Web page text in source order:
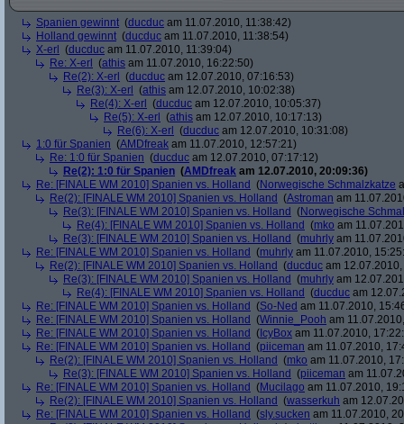
Spanien gewinnt (ducduc am 11.07.2010, 11:38:42)
Holland gewinnt (ducduc am 11.07.2010, 11:38:54)
X-erl
(ducduc am 11.07.2010, 11:39:04)
Re: X-erl
(athis am 11.07.2010, 16:22:50)
Re(2): X-erl
(ducduc am 12.07.2010, 07:16:53)
Re(3): X-erl
(athis am 12.07.2010, 10:02:38)
Re(4): X-erl
(ducduc am 12.07.2010, 10:05:37)
Re(5): X-erl
(athis am 12.07.2010, 10:17:13)
Re(6): X-erl
(ducduc am 12.07.2010, 10:31:08)
1:0 für Spanien (AMDfreak am 11.07.2010, 12:57:21)
Re: 1:0 für Spanien (ducduc am 12.07.2010, 07:17:12)
Re(2): 1:0 für Spanien (AMDfreak am 12.07.2010, 20:09:36)
Re: [FINALE WM 2010] Spanien vs. Holland (Norwegische Schmalzkatze
Re(2): [FINALE WM 2010] Spanien vs. Holland (Astroman am
Re(3): [FINALE WM 2010] Spanien vs. Holland (Norwegische
Re(4): [FINALE WM 2010] Spanien vs. Holland (mko am
Re(3): [FINALE WM 2010] Spanien vs. Holland (muhrly am
Re: [FINALE WM 2010] Spanien vs. Holland (muhrly am 11.07.2010,
Re(2): [FINALE WM 2010] Spanien vs. Holland (ducduc am
Re(3): [FINALE WM 2010] Spanien vs. Holland (muhrly am
Re(4): [FINALE WM 2010] Spanien vs. Holland (ducduc am
Re: [FINALE WM 2010] Spanien vs. Holland (So-Ned am 11.07.2010,
Re: [FINALE WM 2010] Spanien vs. Holland (Winnie_Pooh am
Re: [FINALE WM 2010] Spanien vs. Holland ( IcyBox am 11.07.2010,
Re: [FINALE WM 2010] Spanien vs. Holland (piiceman am 11.07.2010,
Re(2): [FINALE WM 2010] Spanien vs. Holland (mko am 11.07.2010,
Re(3): [FINALE WM 2010] Spanien vs. Holland (piiceman am
Re: [FINALE WM 2010] Spanien vs. Holland (Mucilago am 11.07.2010,
Re(2): [FINALE WM 2010] Spanien vs. Holland (wasserkuh am
Re: [FINALE WM 2010] Spanien vs. Holland (sly.sucken am 11.07.2010,